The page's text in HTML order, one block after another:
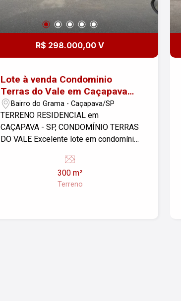
R$ 298.000,00 V
Lote à venda Condominio
Terras do Vale em Caçapava
300m²
Bairro do Grama - Caçapava/SP
TERRENO RESIDENCIAL em
CAÇAPAVA - SP, CONDOMÍNIO TERRAS
DO VALE Excelente lote em condomínio
Possui academia, parquinho com
diferentes brinquedos, salão de festas.
Vai lhe possibilitar praticar diversos
300 m²
Terreno